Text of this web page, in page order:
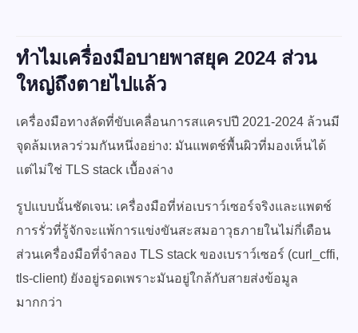
ทำไมเครื่องมือบายพาสยุค 2024 ส่วน
ใหญ่ถึงตายไปแล้ว
เครื่องมือทางลัดที่ขับเคลื่อนการสแครปปี 2021-2024 ล้วนมี
จุดล้มเหลวร่วมกันหนึ่งอย่าง: มันแพตช์พื้นผิวที่มองเห็นได้
แต่ไม่ใช่ TLS stack เบื้องล่าง
รูปแบบนั้นชัดเจน: เครื่องมือที่ห่อเบราว์เซอร์จริงและแพตช์
การรั่วที่รู้จักจะแพ้การแข่งขันสะสมอาวุธภายในไม่กี่เดือน
ส่วนเครื่องมือที่จำลอง TLS stack ของเบราว์เซอร์ (curl_cffi,
tls-client) ยังอยู่รอดเพราะมันอยู่ใกล้กับสายส่งข้อมูล
มากกว่า